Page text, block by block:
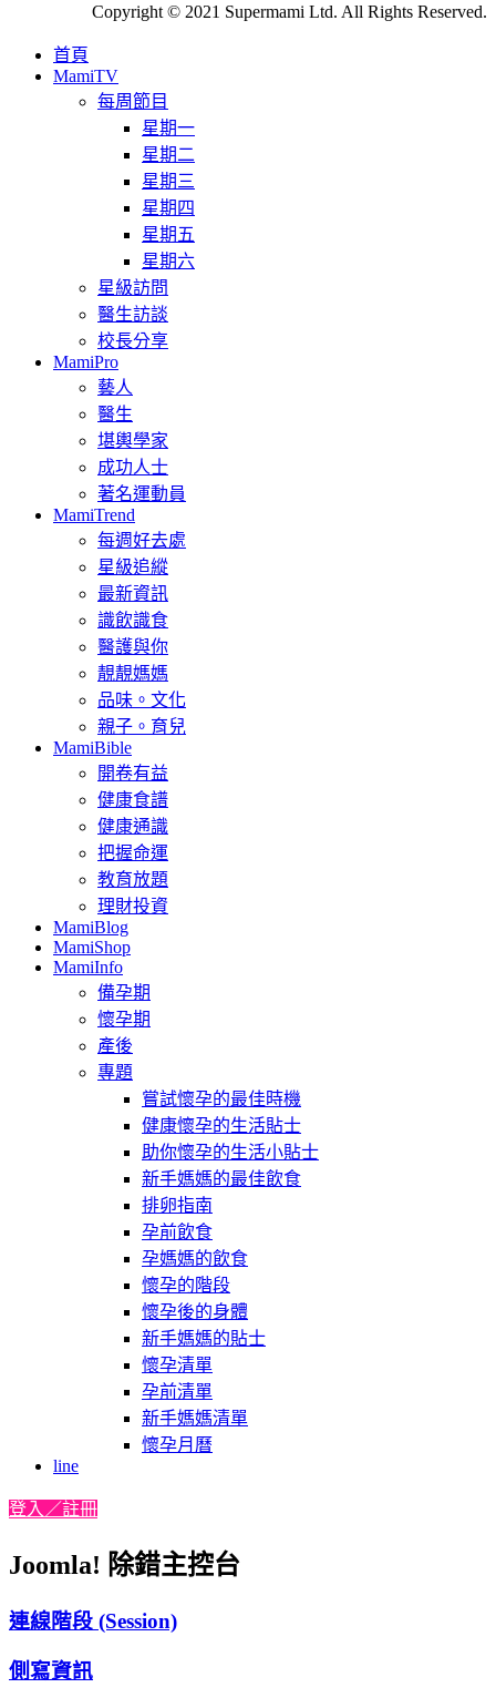
Copyright © 2021 Supermami Ltd. All Rights Reserved.
首頁
MamiTV
每周節目
星期一
星期二
星期三
星期四
星期五
星期六
星級訪問
醫生訪談
校長分享
MamiPro
藝人
醫生
堪輿學家
成功人士
著名運動員
MamiTrend
每週好去處
星級追縱
最新資訊
識飲識食
醫護與你
靚靚媽媽
品味。文化
親子。育兒
MamiBible
開卷有益
健康食譜
健康通識
把握命運
教育放題
理財投資
MamiBlog
MamiShop
MamiInfo
備孕期
懷孕期
產後
專題
嘗試懷孕的最佳時機
健康懷孕的生活貼士
助你懷孕的生活小貼士
新手媽媽的最佳飲食
排卵指南
孕前飲食
孕媽媽的飲食
懷孕的階段
懷孕後的身體
新手媽媽的貼士
懷孕清單
孕前清單
新手媽媽清單
懷孕月曆
line
登入／註冊
Joomla! 除錯主控台
連線階段 (Session)
側寫資訊